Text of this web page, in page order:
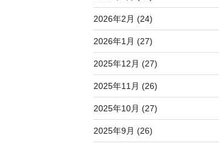
2026年2月 (24)
2026年1月 (27)
2025年12月 (27)
2025年11月 (26)
2025年10月 (27)
2025年9月 (26)